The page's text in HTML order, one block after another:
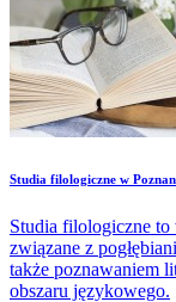
Studia filologiczne w
Studia filologiczne
związane z
także poznawaniem
obszaru językowego.